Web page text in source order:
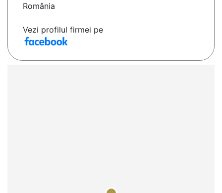
România
Vezi profilul firmei pe